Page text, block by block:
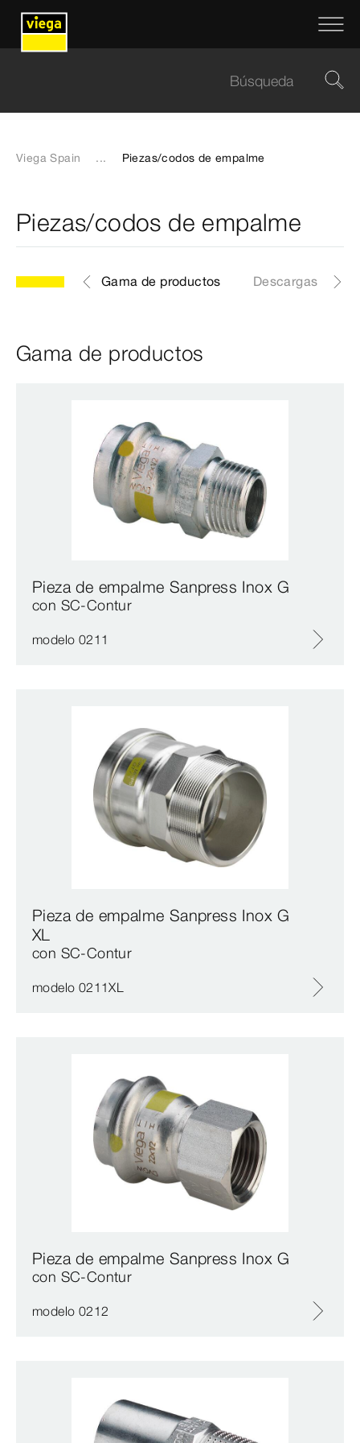
Viega Spain ... Piezas/codos de empalme
Piezas/codos de empalme
Gama de productos Descargas
Gama de productos
Pieza de empalme Sanpress Inox G
con SC‑Contur
modelo 0211
Pieza de empalme Sanpress Inox G
XL
con SC‑Contur
modelo 0211XL
Pieza de empalme Sanpress Inox G
con SC‑Contur
modelo 0212